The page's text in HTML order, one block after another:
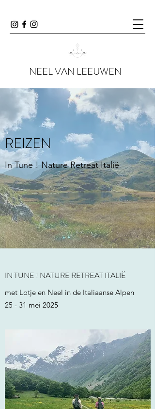
NEEL VAN LEEUWEN
REIZEN
In Tune ! Nature Retreat Italië
IN TUNE ! NATURE RETREAT ITALIË
met Lotje en Neel in de Italiaanse Alpen
25 - 31 mei 2025